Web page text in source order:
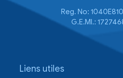
Reg. No:
G.E.MI.:
Liens utiles